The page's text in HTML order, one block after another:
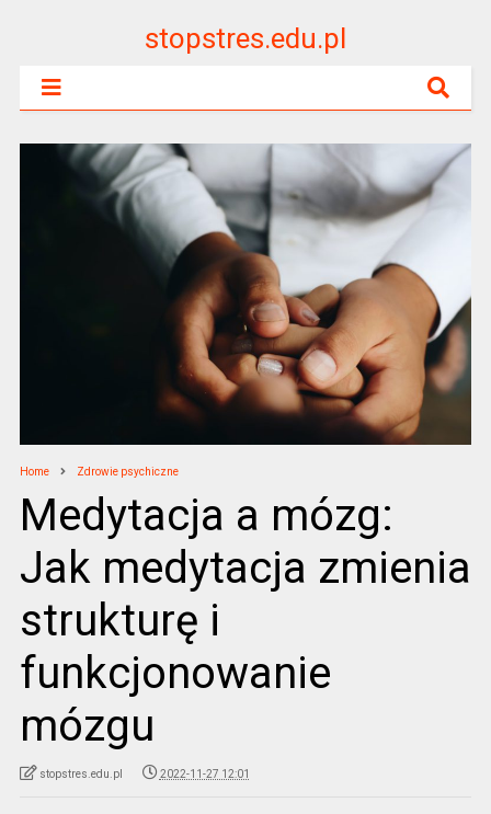
stopstres.edu.pl
Home Zdrowie psychiczne
Medytacja a mózg:
Jak medytacja zmienia
strukturę i
funkcjonowanie
mózgu
stopstres.edu.pl 2022-11-27 12:01